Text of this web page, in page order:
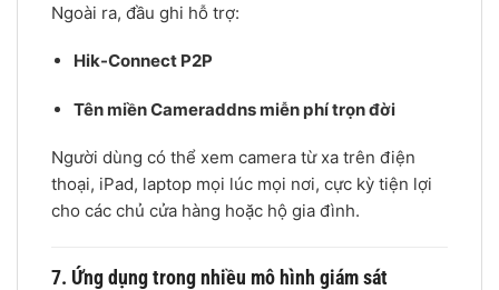
Ngoài ra, đầu ghi hỗ trợ:
Hik-Connect P2P
Tên miền Cameraddns miễn phí trọn đời
Người dùng có thể xem camera từ xa trên điện
thoại, iPad, laptop mọi lúc mọi nơi, cực kỳ tiện lợi
cho các chủ cửa hàng hoặc hộ gia đình.
7. Ứng dụng trong nhiều mô hình giám sát